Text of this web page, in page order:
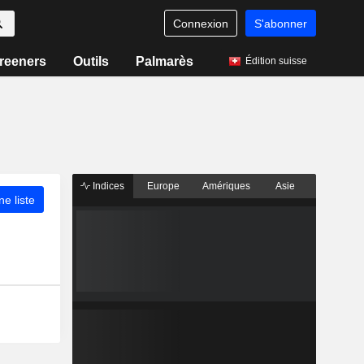
Connexion S'abonner
Outils Palmarès Édition suisse
liste
Indices Europe Amériques Asie